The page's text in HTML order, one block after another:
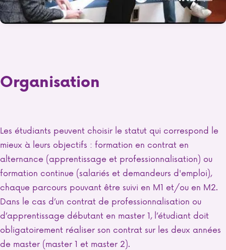
Organisation
Les étudiants peuvent choisir le statut qui correspond le
mieux à leurs objectifs : formation en contrat en
alternance (apprentissage et professionnalisation) ou
formation continue (salariés et demandeurs d'emploi),
chaque parcours pouvant être suivi en M1 et/ou en M2.
Dans le cas d’un contrat de professionnalisation ou
d’apprentissage débutant en master 1, l’étudiant doit
obligatoirement réaliser son contrat sur les deux années
de master (master 1 et master 2).